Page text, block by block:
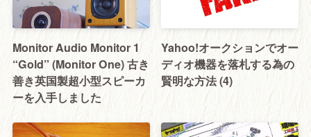
Monitor Audio Monitor 1
“Gold” (Monitor One) 古き
善き英国製超小型スピーカ
ーを入手しました
Yahoo!オークションでオー
ディオ機器を落札する為の
賢明な方法 (4)